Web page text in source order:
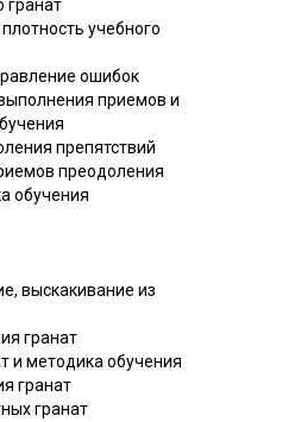
гранат
учебного
ошибок
приемов и
препятствий
преодоления
обучения
выскакивание из
гранат
и методика обучения
гранат
гранат